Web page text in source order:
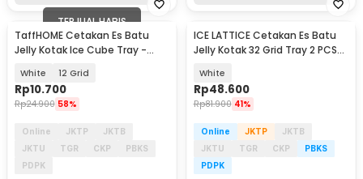
TERJUAL HABIS
TaffHOME Cetakan Es Batu
Jelly Kotak Ice Cube Tray -
White 12 Grid
Rp10.700
Rp24.900 58%
Online JKTP
JKTB
JKTU
TGR CKP
PBKS
PDPK
ICE LATTICE Cetakan Es Batu
Jelly Kotak 32 Grid Tray 2 PCS
White
Rp48.600
Rp81.900 41%
Online JKTP
JKTB
JKTU
TGR CKP
PBKS
PDPK